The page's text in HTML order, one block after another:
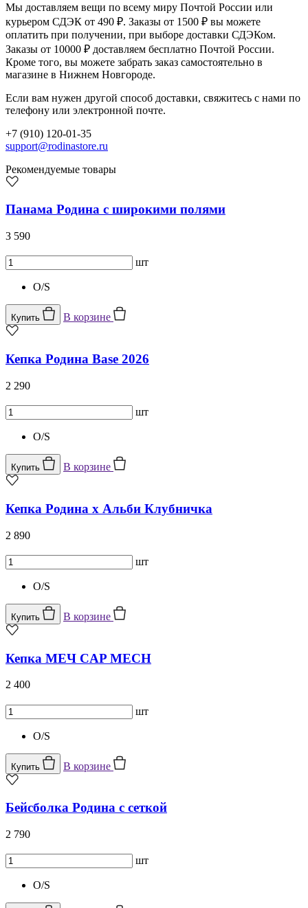
Мы доставляем вещи по всему миру Почтой России или
курьером СДЭК от 490 ₽. Заказы от 1500 ₽ вы можете
оплатить при получении, при выборе доставки СДЭКом.
Заказы от 10000 ₽ доставляем бесплатно Почтой России.
Кроме того, вы можете забрать заказ самостоятельно в
магазине в Нижнем Новгороде.
Если вам нужен другой способ доставки, свяжитесь с нами по
телефону или электронной почте.
+7 (910) 120-01-35
support@rodinastore.ru
Рекомендуемые товары
Панама Родина с широкими полями
3 590
шт
O/S
Купить В корзине
Кепка Родина Base 2026
2 290
шт
O/S
Купить В корзине
Кепка Родина х Альби Клубничка
2 890
шт
O/S
Купить В корзине
Кепка МЕЧ CAP MECH
2 400
шт
O/S
Купить В корзине
Бейсболка Родина с сеткой
2 790
шт
O/S